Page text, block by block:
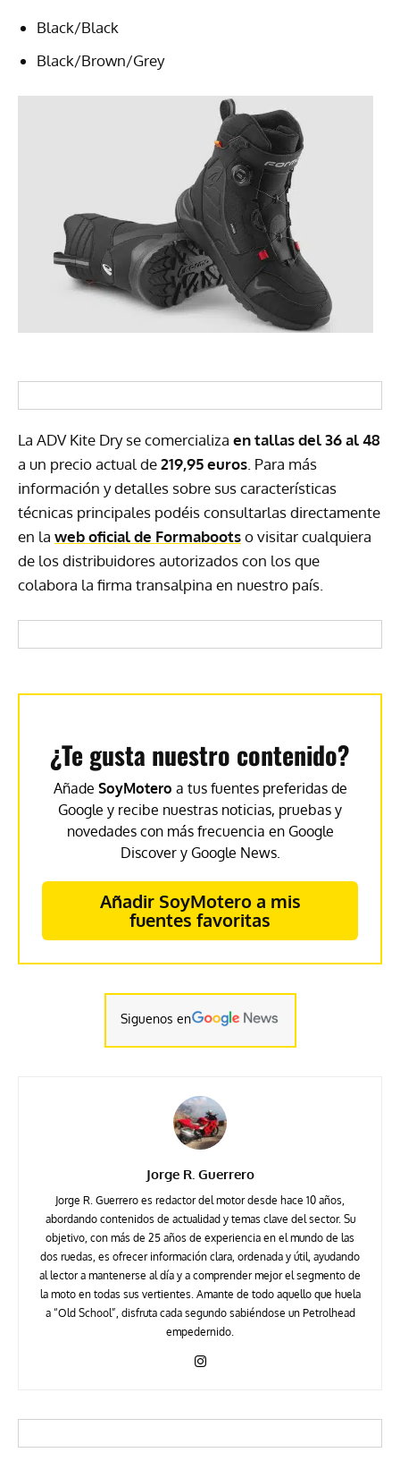
Black/Black
Black/Brown/Grey
La ADV Kite Dry se comercializa en tallas del 36 al 48
a un precio actual de219,95 euros . Para más
información y detalles sobre sus características
técnicas principales podéis consultarlas directamente
en la web oficial de Formabootso visitar cualquiera
de los distribuidores autorizados con los que
colabora la firma transalpina en nuestro país.
¿Te gusta nuestro contenido?
Añade SoyMotero a tus fuentes preferidas de
Google y recibe nuestras noticias, pruebas y
novedades con más frecuencia en Google
Discover y Google News.
Añadir SoyMotero a mis
fuentes favoritas
Siguenos en
Jorge R. Guerrero
Jorge R. Guerrero es redactor del motor desde hace 10 años,
abordando contenidos de actualidad y temas clave del sector. Su
objetivo, con más de 25 años de experiencia en el mundo de las
dos ruedas, es ofrecer información clara, ordenada y útil, ayudando
al lector a mantenerse al día y a comprender mejor el segmento de
la moto en todas sus vertientes. Amante de todo aquello que huela
a “Old School”, disfruta cada segundo sabiéndose un Petrolhead
empedernido.